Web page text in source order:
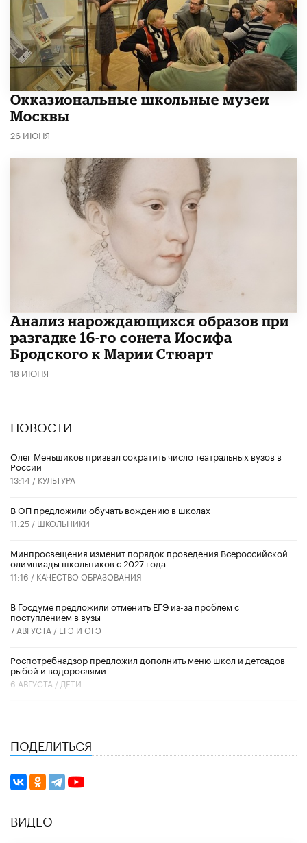
​Окказиональные школьные музеи
Москвы
26 ИЮНЯ
Анализ нарождающихся образов при
разгадке 16-го сонета Иосифа
Бродского к Марии Стюарт
18 ИЮНЯ
НОВОСТИ
Олег Меньшиков призвал сократить число театральных вузов в
России
13:14 / КУЛЬТУРА
В ОП предложили обучать вождению в школах
11:25 / ШКОЛЬНИКИ
Минпросвещения изменит порядок проведения Всероссийской
олимпиады школьников с 2027 года
11:16 / КАЧЕСТВО ОБРАЗОВАНИЯ
В Госдуме предложили отменить ЕГЭ из-за проблем с
поступлением в вузы
7 АВГУСТА / ЕГЭ И ОГЭ
Роспотребнадзор предложил дополнить меню школ и детсадов
рыбой и водорослями
6 АВГУСТА / ДЕТИ
ПОДЕЛИТЬСЯ
ВИДЕО